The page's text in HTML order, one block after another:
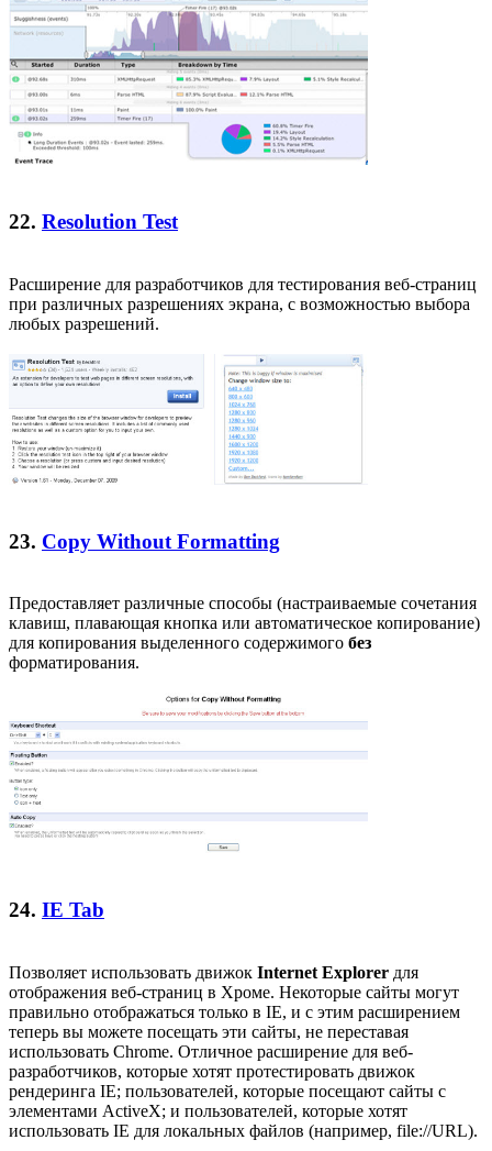
22. Resolution Test
Расширение для разработчиков для тестирования веб-страниц
при различных разрешениях экрана, с возможностью выбора
любых разрешений.
23. Copy Without Formatting
Предоставляет различные способы (настраиваемые сочетания
клавиш, плавающая кнопка или автоматическое копирование)
для копирования выделенного содержимого без
форматирования.
24. IE Tab
Позволяет использовать движок Internet Explorer для
отображения веб-страниц в Хроме. Некоторые сайты могут
правильно отображаться только в IE, и с этим расширением
теперь вы можете посещать эти сайты, не переставая
использовать Chrome. Отличное расширение для веб-
разработчиков, которые хотят протестировать движок
рендеринга IE; пользователей, которые посещают сайты с
элементами ActiveX; и пользователей, которые хотят
использовать IE для локальных файлов (например, file://URL).